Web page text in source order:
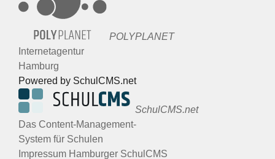
POLYPLANET
Internetagentur
Hamburg
Powered by SchulCMS.net
SchulCMS.net
Das Content-Management-
System für Schulen
Impressum Hamburger SchulCMS